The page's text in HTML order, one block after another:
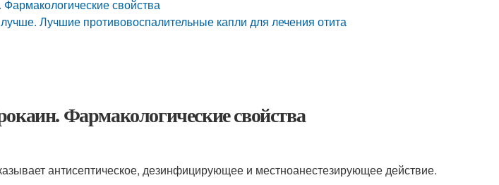
свойства
Лучшие противовоспалительные капли для лечения отита
Фармакологические свойства
антисептическое, дезинфицирующее и местноанестезирующее действие.